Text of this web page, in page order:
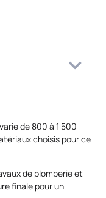
de 800 à 1 500
choisis pour ce
de plomberie et
finale pour un